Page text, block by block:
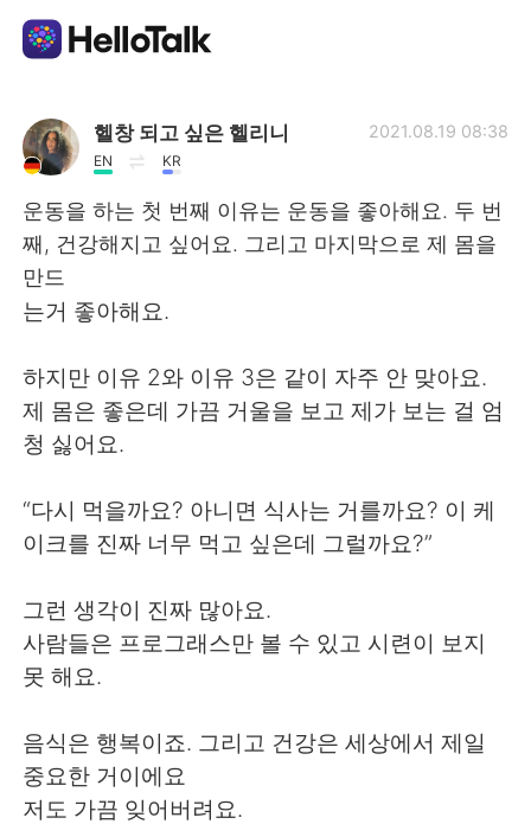
언어 교환 앱
AI Grammar Checker
한국어
繁體中文 Español
Deutsch 日本語
Русский ไทย
Indonesia Italiano
Português
헬창 되고 싶은 헬리니
EN KR
2021.08.19 08:38
운동을 하는 첫 번째 이유는 운동을 좋아해요. 두 번
째, 건강해지고 싶어요. 그리고 마지막으로 제 몸을
만드
는거 좋아해요.
하지만 이유 2와 이유 3은 같이 자주 안 맞아요.
제 몸은 좋은데 가끔 거울을 보고 제가 보는 걸 엄
청 싫어요.
“다시 먹을까요? 아니면 식사는 거를까요? 이 케
이크를 진짜 너무 먹고 싶은데 그럴까요?”
그런 생각이 진짜 많아요.
사람들은 프로그래스만 볼 수 있고 시련이 보지
못 해요.
음식은 행복이죠. 그리고 건강은 세상에서 제일
중요한 거이에요
저도 가끔 잊어버려요.